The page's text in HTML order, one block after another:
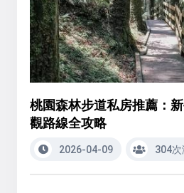
桃園森林步道私房推薦：
觀路線全攻略
2026-04-09 304次